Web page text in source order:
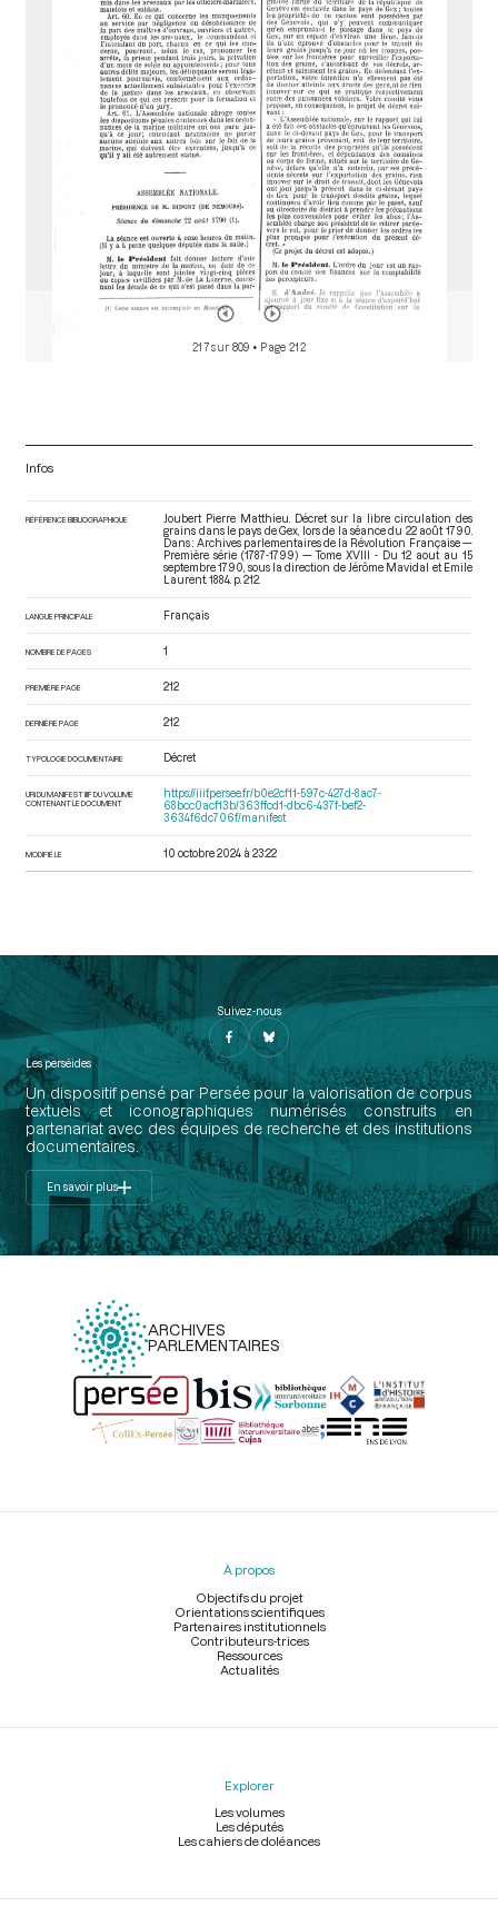
217 sur 809 • Page 212
Infos
RÉFÉRENCE BIBLIOGRAPHIQUE
Joubert Pierre Matthieu. Décret sur la libre circulation des
grains dans le pays de Gex, lors de la séance du 22 août 1790.
Dans : Archives parlementaires de la Révolution Française —
Première série (1787-1799) — Tome XVIII - Du 12 aout au 15
septembre 1790 , sous la direction de Jérôme Mavidal et Emile
Laurent. 1884. p. 212.
LANGUE PRINCIPALE Français
NOMBRE DE PAGES 1
PREMIÈRE PAGE 212
DERNIÈRE PAGE 212
TYPOLOGIE DOCUMENTAIRE Décret
URI DU MANIFEST IIIF DU VOLUME
CONTENANT LE DOCUMENT
https://iiif.persee.fr/b0e2cf11-597c-427d-8ac7-
68bcc0acf13b/363ffcd1-dbc6-437f-bef2-
3634f6dc706f/manifest
MODIFIÉ LE 10 octobre 2024 à 23:22
Suivez-nous
Les perséides
Un dispositif pensé par Persée pour la valorisation de corpus
textuels et iconographiques numérisés construits en
partenariat avec des équipes de recherche et des institutions
documentaires.
En savoir plus
ARCHIVES
PARLEMENTAIRES
Menu
À propos
Objectifs du projet
Orientations scientifiques
Partenaires institutionnels
Contributeurs-trices
Ressources
Actualités
Explorer
Les volumes
Les députés
Les cahiers de doléances